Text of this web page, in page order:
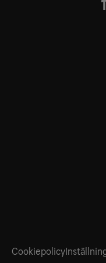
Cookiepolicy